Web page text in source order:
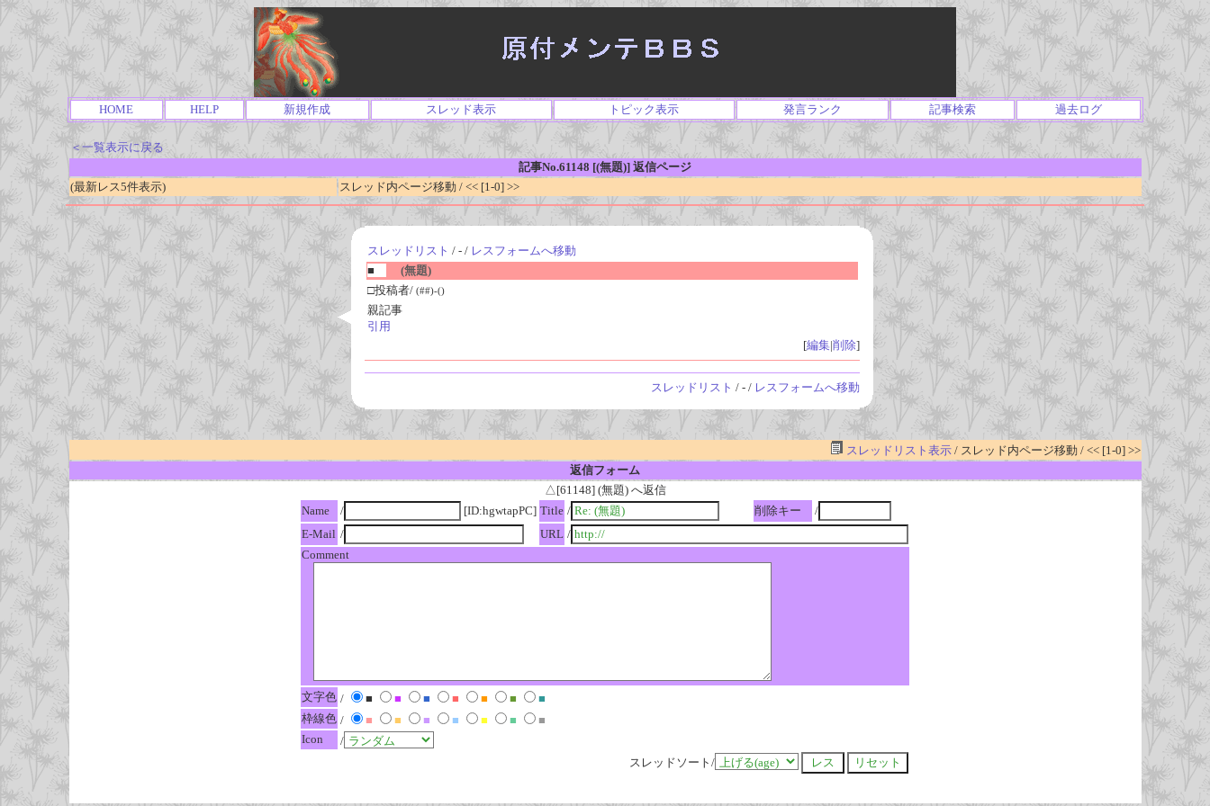
HOME HELP 新規作成 スレッド表示 トピック表示 発言ランク 記事検索 過去ログ
＜一覧表示に戻る
記事No.61148 [(無題)] 返信ページ
(最新レス5件表示)
スレッド内ページ移動 / << [1-0] >>
スレッドリスト / - / レスフォームへ移動
■
(無題)
□投稿者/ (##)-()
親記事
引用
[編集|削除]
スレッドリスト / - / レスフォームへ移動
スレッドリスト表示/ スレッド内ページ移動 / << [1-0] >>
返信フォーム
△[61148] (無題) へ返信
Name
/ [ID:hgwtapPC] Title / 削除キー
/
E-Mail / URL /
Comment
文字色 / ■ ■ ■ ■ ■ ■
■
枠線色 / ■ ■ ■ ■ ■ ■
■
Icon
/
スレッドソート/